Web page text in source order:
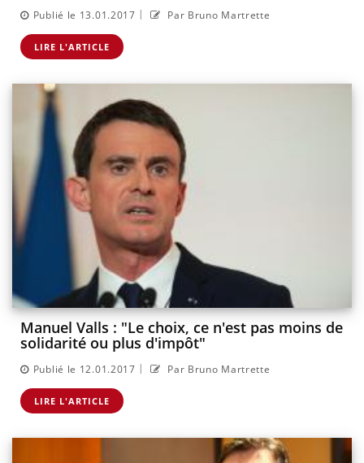
Publié le 13.01.2017 | Par Bruno Martrette
LIRE L'ARTICLE
Manuel Valls : "Le choix, ce n'est pas moins de
solidarité ou plus d'impôt"
Publié le 12.01.2017 | Par Bruno Martrette
LIRE L'ARTICLE